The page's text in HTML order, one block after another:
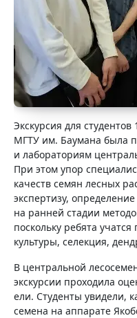
Экскурсия для
МГТУ им. Баумана была
и лабораториям
При этом упор
качеств семян лесных
экспертизу,
на ранней стадии
поскольку ребята
культуры, селекция,
В центральной
экскурсии проходила
ели. Студенты увидели,
семена на аппарате